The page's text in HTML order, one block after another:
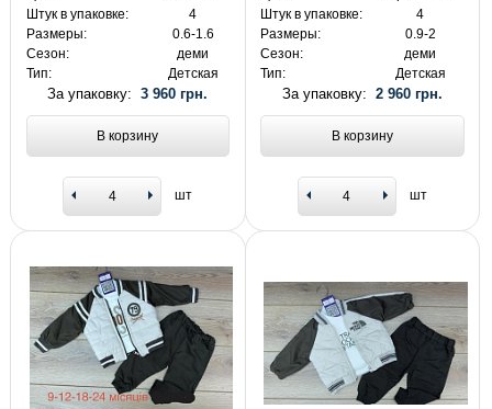
Штук в упаковке:
4
Размеры:
0.6-1.6
Сезон:
деми
Тип:
Детская
За упаковку: 3 960 грн.
В корзину
шт
Штук в упаковке:
4
Размеры:
0.9-2
Сезон:
деми
Тип:
Детская
За упаковку: 2 960 грн.
В корзину
шт